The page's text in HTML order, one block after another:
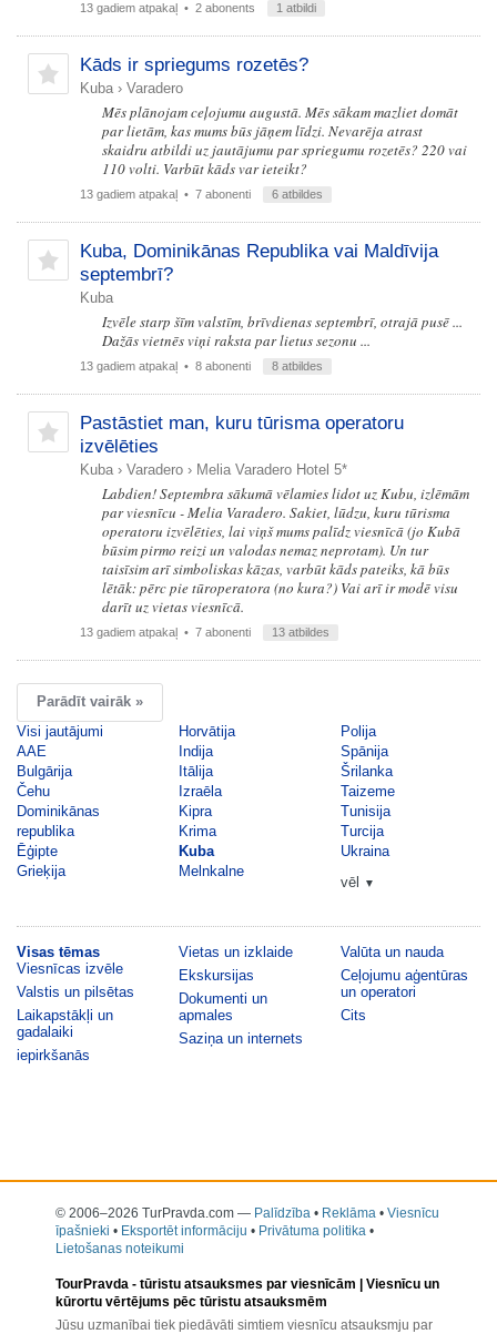
13 gadiem atpakaļ • 2 abonents 1 atbildi
Kāds ir spriegums rozetēs?
Kuba › Varadero
Mēs plānojam ceļojumu augustā. Mēs sākam mazliet domāt
par lietām, kas mums būs jāņem līdzi. Nevarēja atrast
skaidru atbildi uz jautājumu par spriegumu rozetēs? 220 vai
110 volti. Varbūt kāds var ieteikt?
13 gadiem atpakaļ • 7 abonenti 6 atbildes
Kuba, Dominikānas Republika vai Maldīvija
septembrī?
Kuba
Izvēle starp šīm valstīm, brīvdienas septembrī, otrajā pusē ...
Dažās vietnēs viņi raksta par lietus sezonu ...
13 gadiem atpakaļ • 8 abonenti 8 atbildes
Pastāstiet man, kuru tūrisma operatoru
izvēlēties
Kuba › Varadero › Melia Varadero Hotel 5*
Labdien! Septembra sākumā vēlamies lidot uz Kubu, izlēmām
par viesnīcu - Melia Varadero. Sakiet, lūdzu, kuru tūrisma
operatoru izvēlēties, lai viņš mums palīdz viesnīcā (jo Kubā
būsim pirmo reizi un valodas nemaz neprotam). Un tur
taisīsim arī simboliskas kāzas, varbūt kāds pateiks, kā būs
lētāk: pērc pie tūroperatora (no kura?) Vai arī ir modē visu
darīt uz vietas viesnīcā.
13 gadiem atpakaļ • 7 abonenti 13 atbildes
Parādīt vairāk »
Visi jautājumi
AAE
Bulgārija
Čehu
Dominikānas
republika
Ēģipte
Grieķija
Horvātija
Indija
Itālija
Izraēla
Kipra
Krima
Kuba
Melnkalne
Polija
Spānija
Šrilanka
Taizeme
Tunisija
Turcija
Ukraina
vēl
▼
Visas tēmas
Viesnīcas izvēle
Valstis un pilsētas
Laikapstākļi un
gadalaiki
iepirkšanās
Vietas un izklaide
Ekskursijas
Dokumenti un
apmales
Saziņa un internets
Valūta un nauda
Ceļojumu aģentūras
un operatori
Cits
© 2006–2026 TurPravda.com — Palīdzība • Reklāma • Viesnīcu
īpašnieki • Eksportēt informāciju • Privātuma politika •
Lietošanas noteikumi
TourPravda - tūristu atsauksmes par viesnīcām | Viesnīcu un
kūrortu vērtējums pēc tūristu atsauksmēm
Jūsu uzmanībai tiek piedāvāti simtiem viesnīcu atsauksmju par